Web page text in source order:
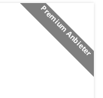
Premium Anbieter